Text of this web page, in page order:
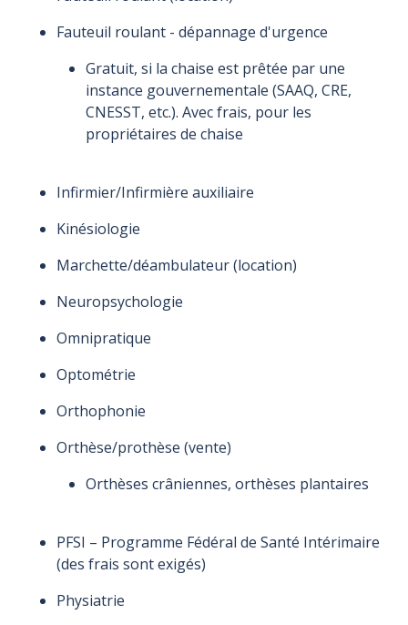
Fauteuil roulant - dépannage d'urgence
Gratuit, si la chaise est prêtée par une
instance gouvernementale (SAAQ, CRE,
CNESST, etc.). Avec frais, pour les
propriétaires de chaise
Infirmier/Infirmière auxiliaire
Kinésiologie
Marchette/déambulateur (location)
Neuropsychologie
Omnipratique
Optométrie
Orthophonie
Orthèse/prothèse (vente)
Orthèses crâniennes, orthèses plantaires
PFSI – Programme Fédéral de Santé Intérimaire
(des frais sont exigés)
Physiatrie